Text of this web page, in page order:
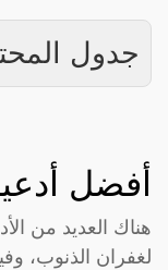
جدول
أفضل
هناك العديد من
لغفران الذنوب،